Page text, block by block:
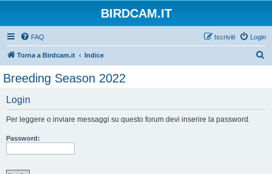
BIRDCAM.IT
FAQ Login
Iscriviti
Torna a Birdcam.it Indice
Breeding Season 2022
Login
Per leggere o inviare messaggi su questo forum devi inserire la password.
Password: